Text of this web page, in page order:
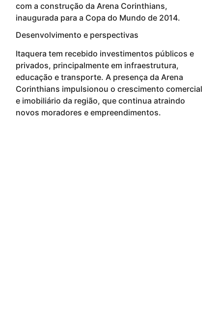
com a construção da Arena Corinthians,
inaugurada para a Copa do Mundo de 2014.
Desenvolvimento e perspectivas
Itaquera tem recebido investimentos públicos e
privados, principalmente em infraestrutura,
educação e transporte. A presença da Arena
Corinthians impulsionou o crescimento comercial
e imobiliário da região, que continua atraindo
novos moradores e empreendimentos.